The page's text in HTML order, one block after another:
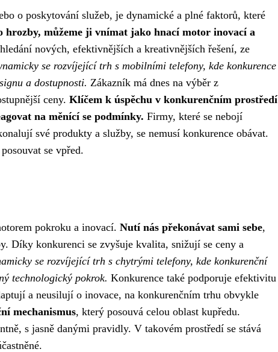
o poskytování služeb, je dynamické a plné faktorů, které
můžeme ji vnímat jako hnací motor inovací a
nových, efektivnějších a kreativnějších řešení, ze
se rozvíjející trh s mobilními telefony, kde konkurence
a dostupnosti. Zákazník má dnes na výběr z
ceny. Klíčem k úspěchu v konkurenčním prostředí
na měnící se podmínky. Firmy, které se nebojí
své produkty a služby, se nemusí konkurence obávat.
se vpřed.
pokroku a inovací. Nutí nás překonávat sami sebe,
Díky konkurenci se zvyšuje kvalita, snižují se ceny a
se rozvíjející trh s chytrými telefony, kde konkurenční
technologický pokrok. Konkurence také podporuje efektivitu
a neusilují o inovace, na konkurenčním trhu obvykle
mechanismus, který posouvá celou oblast kupředu.
s jasně danými pravidly. V takovém prostředí se stává